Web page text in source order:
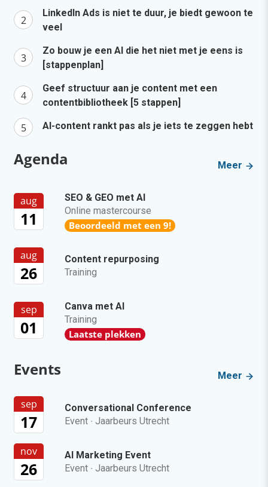
LinkedIn Ads is niet te duur, je biedt gewoon te
veel
Zo bouw je een AI die het niet met je eens is
[stappenplan]
Geef structuur aan je content met een
contentbibliotheek [5 stappen]
AI-content rankt pas als je iets te zeggen hebt
Agenda Meer
aug
11
SEO & GEO met AI
Online mastercourse
Beoordeeld met een 9!
aug
26
Content repurposing
Training
sep
01
Canva met AI
Training
Laatste plekken
Events Meer
sep
17
Conversational Conference
Event · Jaarbeurs Utrecht
nov
26
AI Marketing Event
Event · Jaarbeurs Utrecht